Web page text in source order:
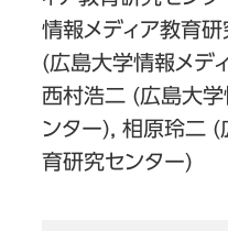
情報メディア教育
(広島大学情報メデ
西村浩二 (広島大学
ンター), 相原玲二 (
育研究センター)